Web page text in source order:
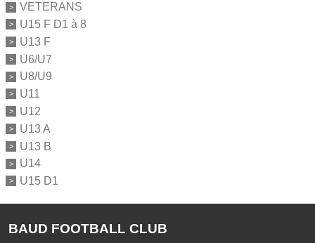
VETERANS
U15 F D1 à 8
U13 F
U6/U7
U8/U9
U11
U12
U13 A
U13 B
U14
U15 D1
BAUD FOOTBALL CLUB